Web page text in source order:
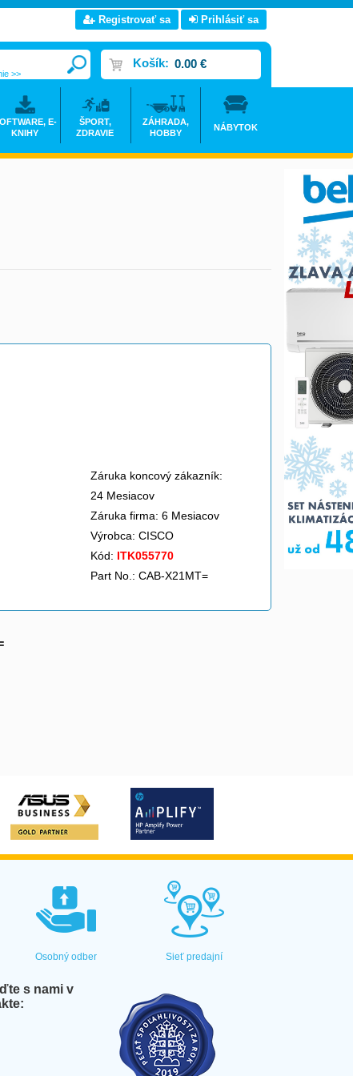
Záruka koncový zákazník:
24 Mesiacov
Záruka firma: 6 Mesiacov
Výrobca: CISCO
Kód: ITK055770
Part No.: CAB-X21MT=
Registrovať sa Prihlásiť sa
Košík: 0.00 €
>>
E-
KNIHY
ŠPORT,
ZDRAVIE
ZÁHRADA,
HOBBY
NÁBYTOK
Osobný odber Sieť predajní
s nami v